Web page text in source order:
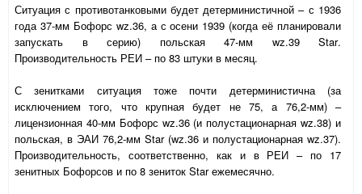
Ситуация с противотанковыми будет детерминистичной – с 1936
года 37-мм Бофорс wz.36, а с осени 1939 (когда её планировали
запускать в серию) польская 47-мм wz.39 Star.
Производительность РЕИ – по 83 штуки в месяц.
С зенитками ситуация тоже почти детерминистична (за
исключением того, что крупная будет не 75, а 76,2-мм) –
лицензионная 40-мм Бофорс wz.36 (и полустационарнаяwz.38) и
польская, в ЭАИ 76,2-мм Star(wz.36 и полустационарная wz.37).
Производительность, соответственно, как и в РЕИ – по 17
зенитных Бофорсов и по 8 зениток Starежемесячно.